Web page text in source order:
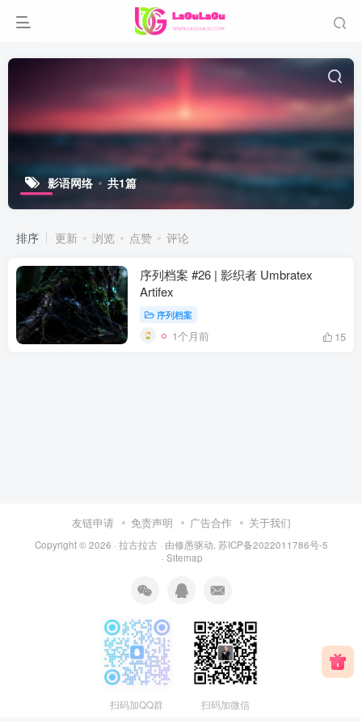
影语网络 共1篇
排序 更新 浏览 点赞 评论
序列档案 #26 | 影织者 Umbratex
Artifex
序列档案
1个月前 15
友链申请 免责声明 广告合作 关于我们
Copyright © 2026 · 拉古拉古 · 由修愚驱动. 苏ICP备2022011786号-5
· Sitemap
扫码加QQ群 扫码加微信